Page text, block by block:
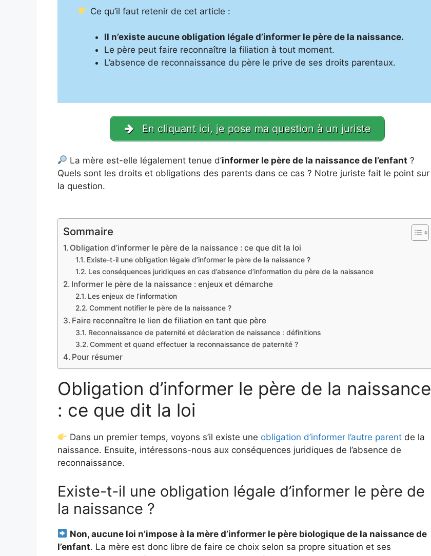
Ce qu’il faut retenir de cet article :
Il n’existe aucune obligation légale d’informer le père de la naissance.
Le père peut faire reconnaître la filiation à tout moment.
L’absence de reconnaissance du père le prive de ses droits parentaux.
En cliquant ici, je pose ma question à un juriste
La mère est-elle légalement tenue d’informer le père de la naissance de l’enfant ?
Quels sont les droits et obligations des parents dans ce cas ? Notre juriste fait le point sur
la question.
Sommaire
Obligation d’informer le père de la naissance : ce que dit la loi
Existe-t-il une obligation légale d’informer le père de la naissance ?
Les conséquences juridiques en cas d’absence d’information du père de la naissance
Informer le père de la naissance : enjeux et démarche
Les enjeux de l’information
Comment notifier le père de la naissance ?
Faire reconnaître le lien de filiation en tant que père
Reconnaissance de paternité et déclaration de naissance : définitions
Comment et quand effectuer la reconnaissance de paternité ?
Pour résumer
Obligation d’informer le père de la naissance
: ce que dit la loi
Dans un premier temps, voyons s’il existe une obligation d’informer l’autre parent de la
naissance. Ensuite, intéressons-nous aux conséquences juridiques de l’absence de
reconnaissance.
Existe-t-il une obligation légale d’informer le père de
la naissance ?
Non, aucune loi n’impose à la mère d’informer le père biologique de la naissance de
l’enfant. La mère est donc libre de faire ce choix selon sa propre situation et ses